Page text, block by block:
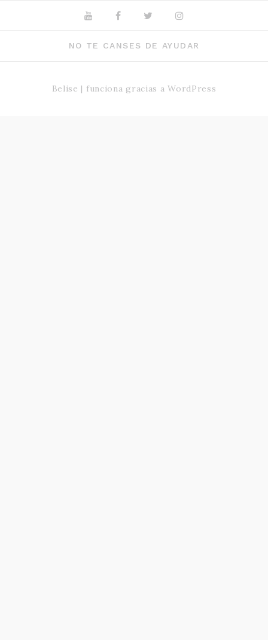
Belise | funciona gracias aWordPress
YoutubeFacebookTwitter
NO TE CANSES DE AYUDAR